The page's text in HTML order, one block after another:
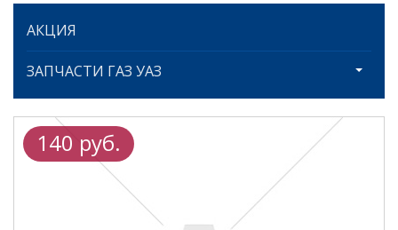
АКЦИЯ
ЗАПЧАСТИ ГАЗ УАЗ
140 руб.